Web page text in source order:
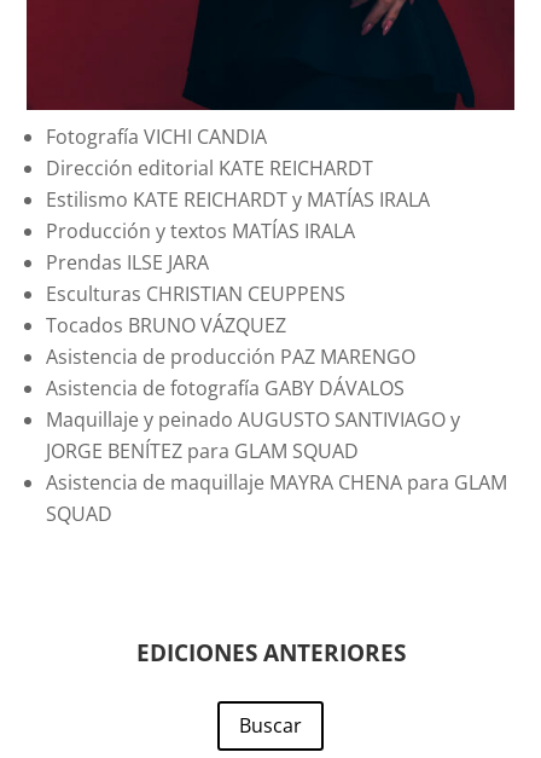
Fotografía VICHI CANDIA
Dirección editorial KATE REICHARDT
Estilismo KATE REICHARDT y MATÍAS IRALA
Producción y textos MATÍAS IRALA
Prendas ILSE JARA
Esculturas CHRISTIAN CEUPPENS
Tocados BRUNO VÁZQUEZ
Asistencia de producción PAZ MARENGO
Asistencia de fotografía GABY DÁVALOS
Maquillaje y peinado AUGUSTO SANTIVIAGO y
JORGE BENÍTEZ para GLAM SQUAD
Asistencia de maquillaje MAYRA CHENA para GLAM
SQUAD
EDICIONES ANTERIORES
Buscar